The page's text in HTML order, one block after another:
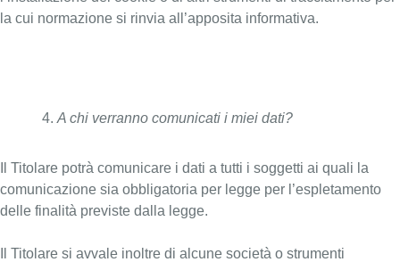
la cui normazione si rinvia all’apposita informativa.
A chi verranno comunicati i miei dati?
Il Titolare potrà comunicare i dati a tutti i soggetti ai quali la
comunicazione sia obbligatoria per legge per l’espletamento
delle finalità previste dalla legge.
Il Titolare si avvale inoltre di alcune società o strumenti